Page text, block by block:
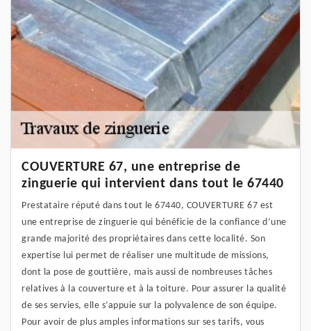
COUVERTURE 67, une entreprise de
zinguerie qui intervient dans tout le 67440
Prestataire réputé dans tout le 67440, COUVERTURE 67 est
une entreprise de zinguerie qui bénéficie de la confiance d’une
grande majorité des propriétaires dans cette localité. Son
expertise lui permet de réaliser une multitude de missions,
dont la pose de gouttière, mais aussi de nombreuses tâches
relatives à la couverture et à la toiture. Pour assurer la qualité
de ses servies, elle s’appuie sur la polyvalence de son équipe.
Pour avoir de plus amples informations sur ses tarifs, vous